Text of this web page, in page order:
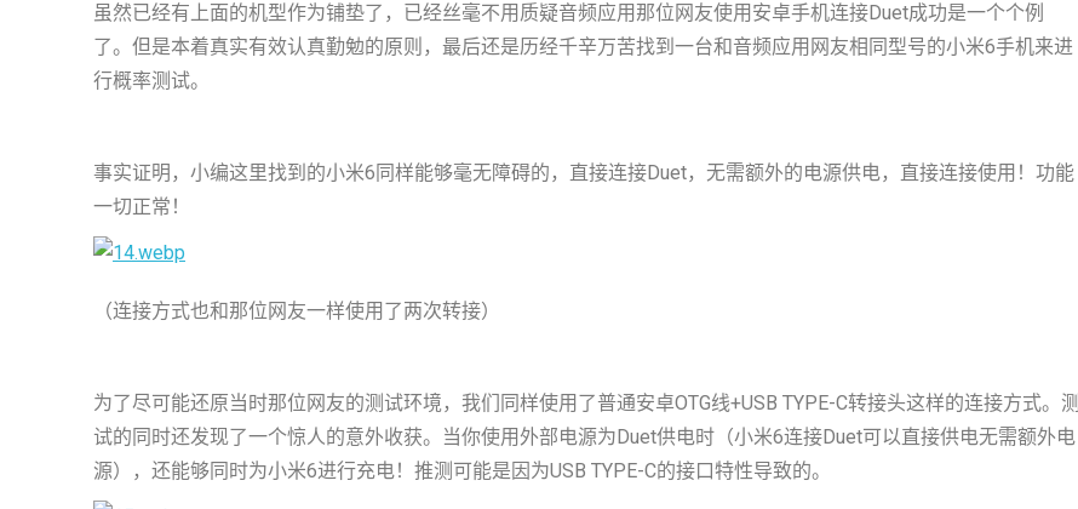
虽然已经有上面的机型作为铺垫了，已经丝毫不用质疑音频应用那位网友使用安卓手机连接Duet成功是一个个例
了。但是本着真实有效认真勤勉的原则，最后还是历经千辛万苦找到一台和音频应用网友相同型号的小米6手机来进
行概率测试。
事实证明，小编这里找到的小米6同样能够毫无障碍的，直接连接Duet，无需额外的电源供电，直接连接使用！功能
一切正常！
（连接方式也和那位网友一样使用了两次转接）
为了尽可能还原当时那位网友的测试环境，我们同样使用了普通安卓OTG线+USB TYPE-C转接头这样的连接方式。测
试的同时还发现了一个惊人的意外收获。当你使用外部电源为Duet供电时（小米6连接Duet可以直接供电无需额外电
源），还能够同时为小米6进行充电！推测可能是因为USB TYPE-C的接口特性导致的。